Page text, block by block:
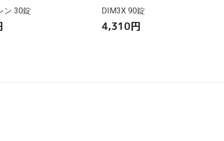
ン 30錠 DIM3X 90錠
4,310円